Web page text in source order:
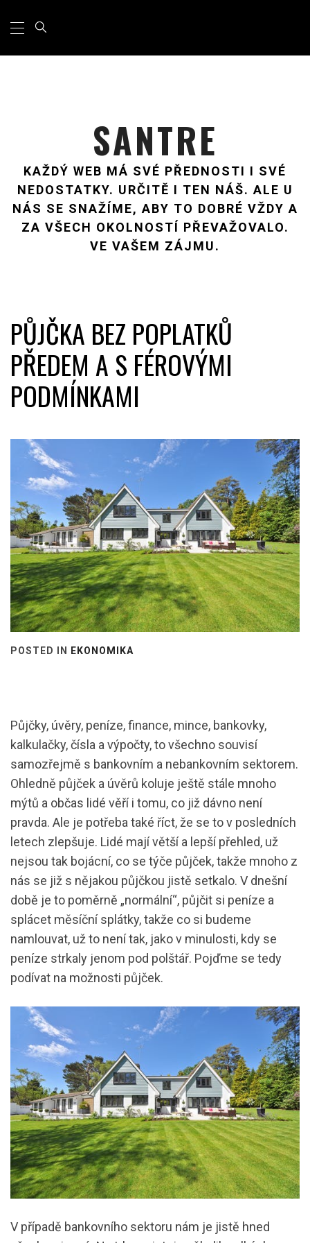
Menu
SANTRE
KAŽDÝ WEB MÁ SVÉ PŘEDNOSTI I SVÉ
NEDOSTATKY. URČITĚ I TEN NÁŠ. ALE U
NÁS SE SNAŽÍME, ABY TO DOBRÉ VŽDY A
ZA VŠECH OKOLNOSTÍ PŘEVAŽOVALO.
VE VAŠEM ZÁJMU.
PŮJČKA BEZ POPLATKŮ
PŘEDEM A S FÉROVÝMI
PODMÍNKAMI
POSTED IN EKONOMIKA
Půjčky, úvěry, peníze, finance, mince, bankovky,
kalkulačky, čísla a výpočty, to všechno souvisí
samozřejmě s bankovním a nebankovním sektorem.
Ohledně půjček a úvěrů koluje ještě stále mnoho
mýtů a občas lidé věří i tomu, co již dávno není
pravda. Ale je potřeba také říct, že se to v posledních
letech zlepšuje. Lidé mají větší a lepší přehled, už
nejsou tak bojácní, co se týče půjček, takže mnoho z
nás se již s nějakou půjčkou jistě setkalo. V dnešní
době je to poměrně „normální“, půjčit si peníze a
splácet měsíční splátky, takže co si budeme
namlouvat, už to není tak, jako v minulosti, kdy se
peníze strkaly jenom pod polštář. Pojďme se tedy
podívat na možnosti půjček.
V případě bankovního sektoru nám je jistě hned